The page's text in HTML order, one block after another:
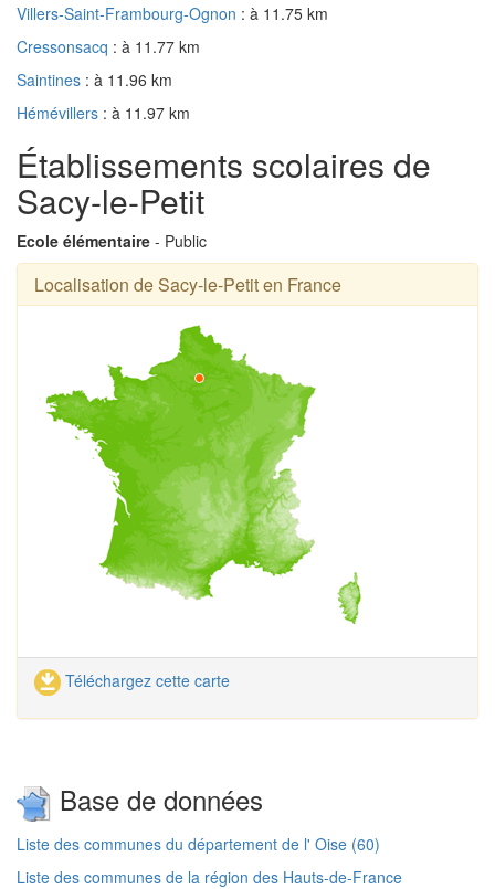
Villers-Saint-Frambourg-Ognon : à 11.75 km
Cressonsacq : à 11.77 km
Saintines : à 11.96 km
Hémévillers : à 11.97 km
Établissements scolaires de
Sacy-le-Petit
Ecole élémentaire - Public
Localisation de Sacy-le-Petit en France
Téléchargez cette carte
Base de données
Liste des communes du département de l' Oise (60)
Liste des communes de la région des Hauts-de-France